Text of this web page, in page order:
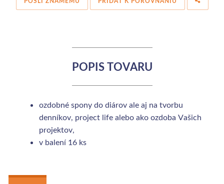
POPIS TOVARU
ozdobné spony do diárov ale aj na tvorbu
denníkov, project life alebo ako ozdoba Vašich
projektov,
v balení 16 ks